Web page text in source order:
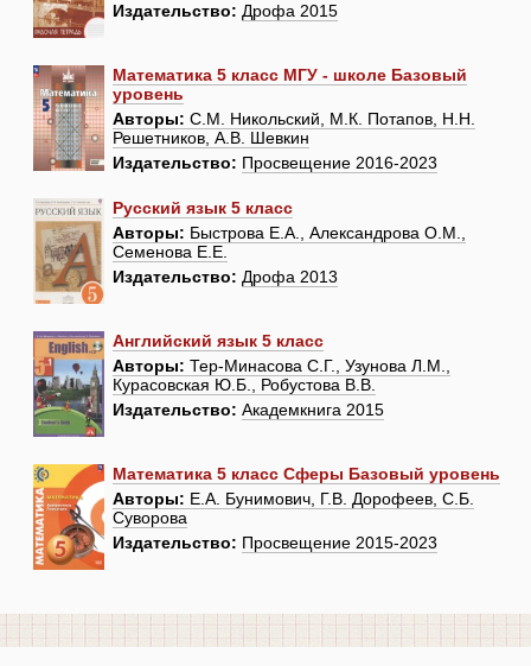
Издательство: Дрофа 2015
Математика 5 класс МГУ - школе Базовый
уровень
Авторы: С.М. Никольский, М.К. Потапов, Н.Н.
Решетников, А.В. Шевкин
Издательство: Просвещение 2016-2023
Русский язык 5 класс
Авторы: Быстрова Е.А., Александрова О.М.,
Семенова Е.Е.
Издательство: Дрофа 2013
Английский язык 5 класс
Авторы: Тер-Минасова С.Г., Узунова Л.М.,
Курасовская Ю.Б., Робустова В.В.
Издательство: Академкнига 2015
Математика 5 класс Сферы Базовый уровень
Авторы: Е.А. Бунимович, Г.В. Дорофеев, С.Б.
Суворова
Издательство: Просвещение 2015-2023